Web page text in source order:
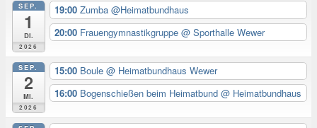
SEP.
1
Di.
2026
19:00 Zumba @Heimatbundhaus
20:00 Frauengymnastikgruppe @ Sporthalle Wewer
SEP.
2
Mi.
2026
15:00 Boule @ Heimatbundhaus Wewer
16:00 Bogenschießen beim Heimatbund @ Heimatbundhaus